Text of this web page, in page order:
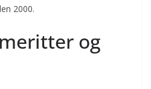
2000.
og